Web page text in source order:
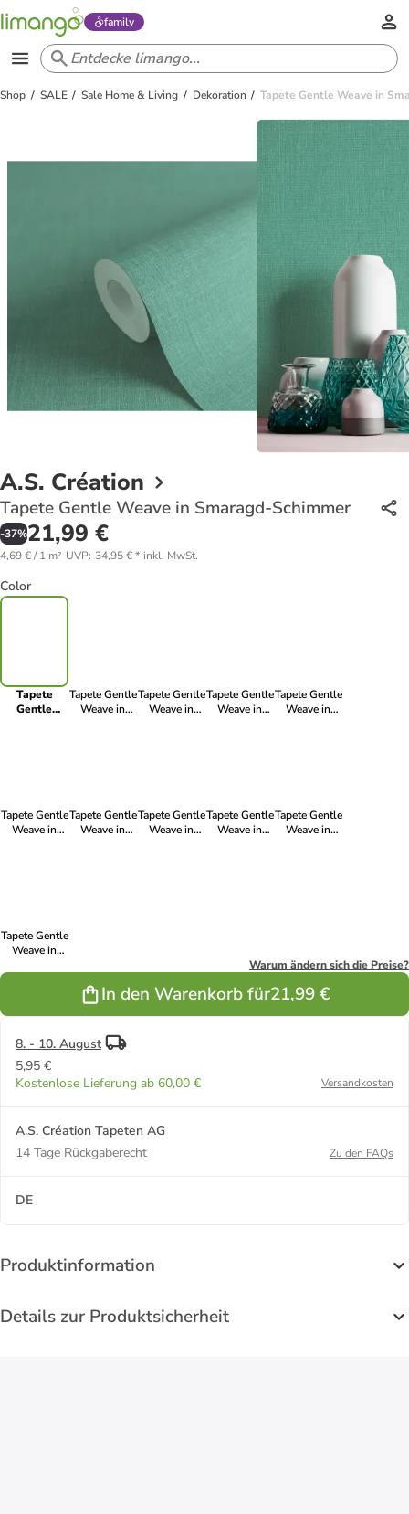
family
Shop SALE Sale Home & Living Dekoration Tapete Gentle Weave in
A.S. Création
Tapete Gentle Weave in Smaragd-Schimmer
-37%21,99 €
4,69 € / 1 m² UVP: 34,95 €* inkl. MwSt.
Color
Tapete
Gentle
Tapete Gentle
Weave in
Tapete Gentle
Weave in
Tapete Gentle
Weave in
Tapete Gentle
Weave in
Tapete Gentle
Weave in
Tapete Gentle
Weave in
Tapete Gentle
Weave in
Tapete Gentle
Weave in
Tapete Gentle
Weave in
Tapete Gentle
Weave in
Warum ändern sich die Preise?
In den Warenkorb für21,99 €
8. - 10. August
5,95 €
Kostenlose Lieferung ab 60,00 €
Versandkosten
A.S. Création Tapeten AG
14 Tage Rückgaberecht
Zu den FAQs
DE
Produktinformation
Details zur Produktsicherheit